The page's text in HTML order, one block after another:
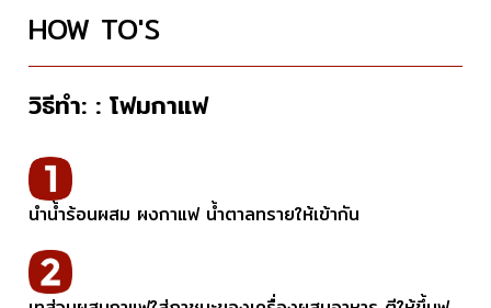
HOW TO'S
วิธีทำ: : โฟมกาแฟ
นำน้ำร้อนผสม ผงกาแฟ น้ำตาลทรายให้เข้ากัน